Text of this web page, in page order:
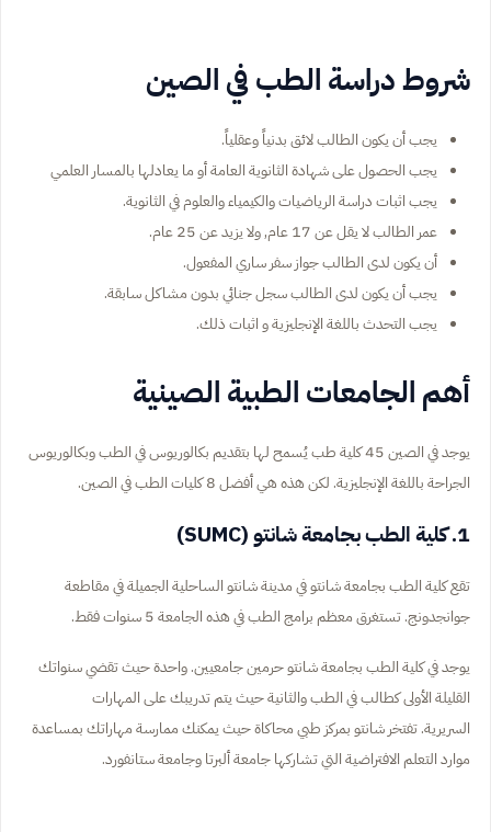
شروط دراسة الطب في الصين
يجب أن يكون الطالب لائق بدنياً وعقلياً.
يجب الحصول على شهادة الثانوية العامة أو ما يعادلها بالمسار العلمي
يجب اثبات دراسة الرياضيات والكيمياء والعلوم في الثانوية.
عمر الطالب لا يقل عن 17 عام, ولا يزيد عن 25 عام.
أن يكون لدى الطالب جواز سفر ساري المفعول.
يجب أن يكون لدى الطالب سجل جنائي بدون مشاكل سابقة.
يجب التحدث باللغة الإنجليزية و اثبات ذلك.
أهم الجامعات الطبية الصينية
يوجد في الصين 45 كلية طب يُسمح لها بتقديم بكالوريوس في الطب وبكالوريوس
الجراحة باللغة الإنجليزية. لكن هذه هي أفضل 8 كليات الطب في الصين.
1. كلية الطب بجامعة شانتو (SUMC)
تقع كلية الطب بجامعة شانتو في مدينة شانتو الساحلية الجميلة في مقاطعة
جوانجدونج. تستغرق معظم برامج الطب في هذه الجامعة 5 سنوات فقط.
يوجد في كلية الطب بجامعة شانتو حرمين جامعيين. واحدة حيث تقضي سنواتك
القليلة الأولى كطالب في الطب والثانية حيث يتم تدريبك على المهارات
السريرية. تفتخر شانتو بمركز طبي محاكاة حيث يمكنك ممارسة مهاراتك بمساعدة
موارد التعلم الافتراضية التي تشاركها جامعة ألبرتا وجامعة ستانفورد.